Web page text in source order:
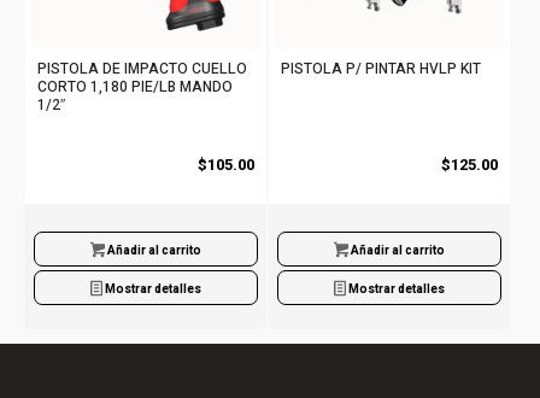
PISTOLA DE IMPACTO CUELLO
CORTO 1,180 PIE/LB MANDO
1/2″
$105.00
Añadir al carrito
Mostrar detalles
PISTOLA P/ PINTAR HVLP KIT
$125.00
Añadir al carrito
Mostrar detalles